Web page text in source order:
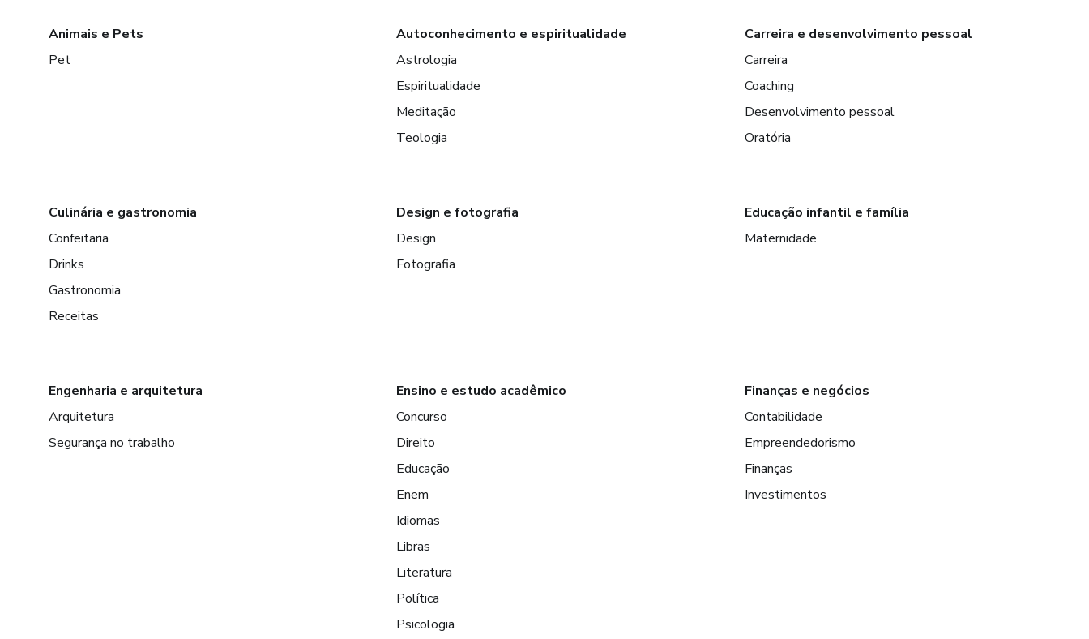
Animais e Pets
Pet
Autoconhecimento e espiritualidade
Astrologia
Espiritualidade
Meditação
Teologia
Carreira e desenvolvimento pessoal
Carreira
Coaching
Desenvolvimento pessoal
Oratória
Culinária e gastronomia
Confeitaria
Drinks
Gastronomia
Receitas
Design e fotografia
Design
Fotografia
Educação infantil e família
Maternidade
Engenharia e arquitetura
Arquitetura
Segurança no trabalho
Ensino e estudo acadêmico
Concurso
Direito
Educação
Enem
Idiomas
Libras
Literatura
Política
Psicologia
Finanças e negócios
Contabilidade
Empreendedorismo
Finanças
Investimentos